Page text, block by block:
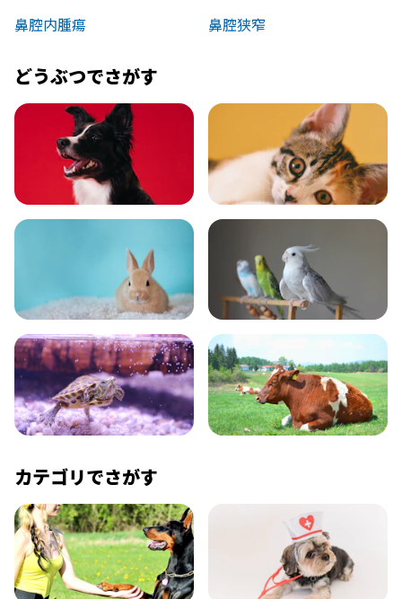
鼻腔内腫瘍
鼻腔狭窄
どうぶつでさがす
いぬ ねこ
小動物 とり・さかな
カテゴリでさがす